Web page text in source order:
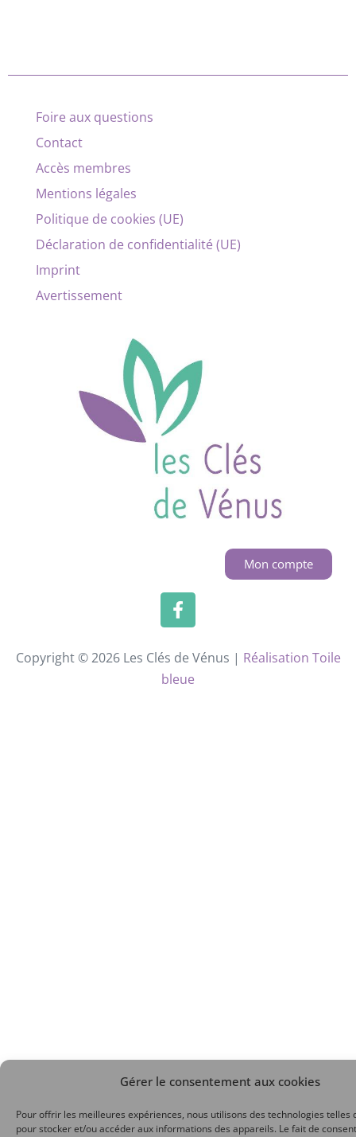
Gérer le consentement aux cookies
Pour offrir les meilleures expériences, nous utilisons des technologies telles
pour stocker et/ou accéder aux informations des appareils. Le fait de
Foire aux questions
Contact
Accès membres
Mentions légales
Politique de cookies (UE)
Déclaration de confidentialité (UE)
Imprint
Avertissement
Mon compte
Copyright © 2026 Les Clés de Vénus | Réalisation Toile
bleue